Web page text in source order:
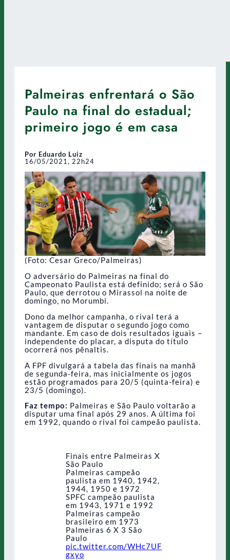
Palmeiras enfrentará o São
Paulo na final do estadual;
primeiro jogo é em casa
Por Eduardo Luiz
16/05/2021, 22h24
(Foto: Cesar Greco/Palmeiras)
O adversário do Palmeiras na final do
Campeonato Paulista está definido; será o São
Paulo, que derrotou o Mirassol na noite de
domingo, no Morumbi.
Dono da melhor campanha, o rival terá a
vantagem de disputar o segundo jogo como
mandante. Em caso de dois resultados iguais –
independente do placar, a disputa do título
ocorrerá nos pênaltis.
A FPF divulgará a tabela das finais na manhã
de segunda-feira, mas inicialmente os jogos
estão programados para 20/5 (quinta-feira) e
23/5 (domingo).
Faz tempo: Palmeiras e São Paulo voltarão a
disputar uma final após 29 anos. A última foi
em 1992, quando o rival foi campeão paulista.
Finais entre Palmeiras X
São Paulo
Palmeiras campeão
paulista em 1940, 1942,
1944, 1950 e 1972
SPFC campeão paulista
em 1943, 1971 e 1992
Palmeiras campeão
brasileiro em 1973
Palmeiras 6 X 3 São
Paulo
pic.twitter.com/WHc7UF
gxyo